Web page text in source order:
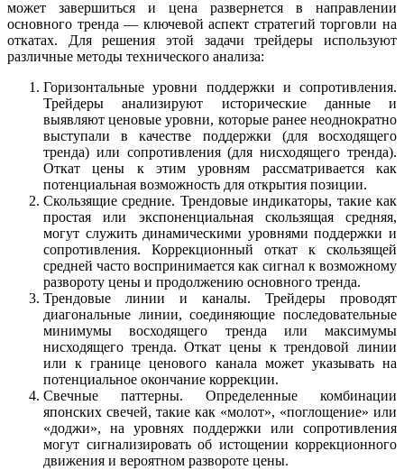
может завершиться и цена развернется в направлении
основного тренда — ключевой аспект стратегий торговли на
откатах. Для решения этой задачи трейдеры используют
различные методы технического анализа:
Горизонтальные уровни поддержки и сопротивления.
Трейдеры анализируют исторические данные и
выявляют ценовые уровни, которые ранее неоднократно
выступали в качестве поддержки (для восходящего
тренда) или сопротивления (для нисходящего тренда).
Откат цены к этим уровням рассматривается как
потенциальная возможность для открытия позиции.
Скользящие средние. Трендовые индикаторы, такие как
простая или экспоненциальная скользящая средняя,
могут служить динамическими уровнями поддержки и
сопротивления. Коррекционный откат к скользящей
средней часто воспринимается как сигнал к возможному
развороту цены и продолжению основного тренда.
Трендовые линии и каналы. Трейдеры проводят
диагональные линии, соединяющие последовательные
минимумы восходящего тренда или максимумы
нисходящего тренда. Откат цены к трендовой линии
или к границе ценового канала может указывать на
потенциальное окончание коррекции.
Свечные паттерны. Определенные комбинации
японских свечей, такие как «молот», «поглощение» или
«доджи», на уровнях поддержки или сопротивления
могут сигнализировать об истощении коррекционного
движения и вероятном развороте цены.